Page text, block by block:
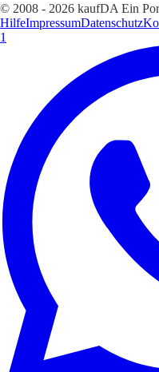
© 2008 - 2026 kaufDA Ein
HilfeImpressumDatenschutz
1